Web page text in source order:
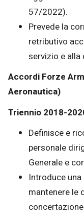
57/2022).
Prevede la
retributivo
servizio e
Accordi Forze
Aeronautica)
Triennio 2018-
Definisce e
personale
Generale e
Introduce
mantenere le